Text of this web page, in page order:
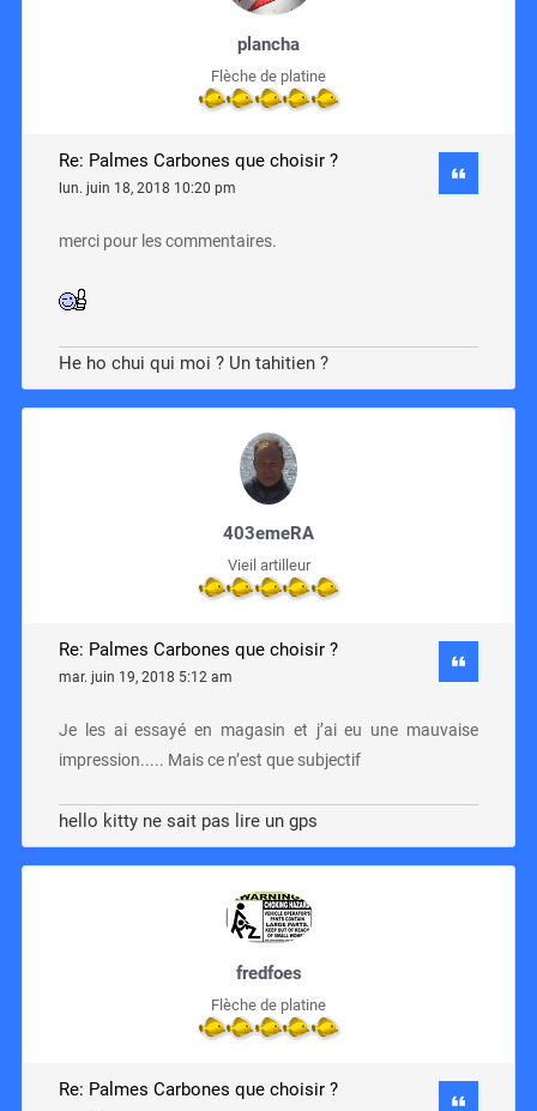
plancha
Flèche de platine
Re: Palmes Carbones que choisir ?
lun. juin 18, 2018 10:20 pm
merci pour les commentaires.
He ho chui qui moi ? Un tahitien ?
403emeRA
Vieil artilleur
Re: Palmes Carbones que choisir ?
mar. juin 19, 2018 5:12 am
Je les ai essayé en magasin et j’ai eu une mauvaise
impression..... Mais ce n’est que subjectif
hello kitty ne sait pas lire un gps
fredfoes
Flèche de platine
Re: Palmes Carbones que choisir ?